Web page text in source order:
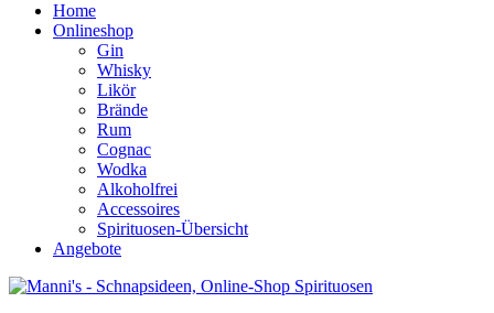
Home
Onlineshop
Gin
Whisky
Likör
Brände
Rum
Cognac
Wodka
Alkoholfrei
Accessoires
Spirituosen-Übersicht
Angebote